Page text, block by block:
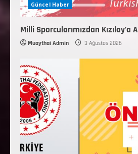
Güncel Haber
Milli Sporcularımızdan Kızılay’a
Muaythai Admin 3 Ağustos 2026